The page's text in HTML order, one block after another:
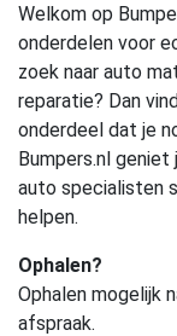
Welkom op
onderdelen voor
zoek naar auto
reparatie? Dan
onderdeel dat je
Bumpers.nl
auto specialisten
helpen.
Ophalen?
Ophalen mogelijk
afspraak.